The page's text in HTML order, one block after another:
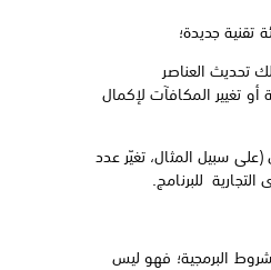
تقنية جديدة؛
تحديث العناصر
تغيير المكافآت لإكمال
سبيل المثال، تغيّر عدد
للبرنامج.
البرمجية؛ فهو ليس